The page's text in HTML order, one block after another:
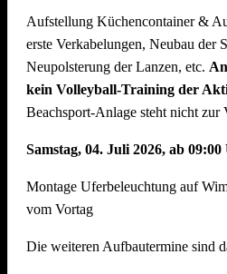
auch der Abbau muss organisiert
nach intensiven Festtagen mit
der Abbau schnell und zügig
jede helfende Hand gebrauchen.
Arbeitstag am Arbeitsplatz bitte
reichlich für alle Helfer
Aufstellung Küchencontainer &
erste Verkabelungen, Neubau der
Neupolsterung der Lanzen, etc.
kein Volleyball-Training der
Beachsport-Anlage steht nicht zur
Samstag, 04. Juli 2026, ab
Montage Uferbeleuchtung auf
vom Vortag
Die weiteren Aufbautermine sind